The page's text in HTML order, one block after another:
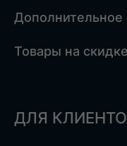
Дополнительное
Товары на скидке
ДЛЯ